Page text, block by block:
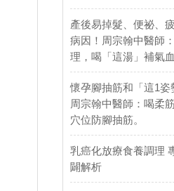
產後易掉髮、便祕、
病因！周宗翰中醫師
理，喝「這湯」補氣血
懷孕腳抽筋和「這1姿
周宗翰中醫師：喝柔
穴位防腳抽筋。
乳癌化放療食養調理
闢解析